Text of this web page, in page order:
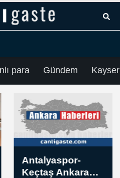
para Gündem
Antalyaspor-
Keçtaş Ankara